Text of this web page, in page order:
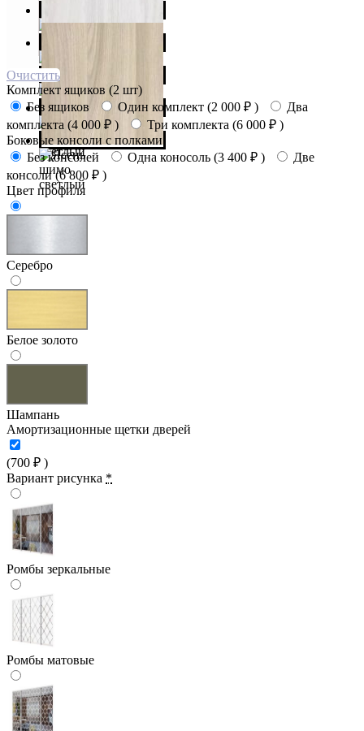
Очистить
Комплект ящиков (2 шт)
Без ящиков
Один комплект (2 000 ₽ )
Два
комплекта (4 000 ₽ ) Три комплекта (6 000 ₽ )
Боковые консоли с полками
Без консолей
Одна коносоль (3 400 ₽ )
Две
консоли (6 800 ₽ )
Цвет профиля
Серебро
Белое золото
Шампань
Амортизационные щетки дверей
(700 ₽ )
Вариант рисунка *
Ромбы зеркальные
Ромбы матовые